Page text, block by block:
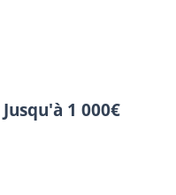
Jusqu'à 1 000€